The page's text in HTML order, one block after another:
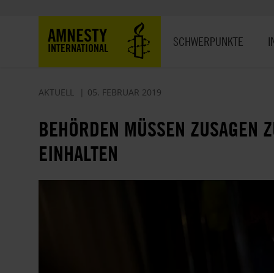
AMNESTY
INTERNATIONAL SCHWERPUNKTE
AKTUELL 05. FEBRUAR 2019
BEHÖRDEN MÜSSEN ZUSAGEN
EINHALTEN